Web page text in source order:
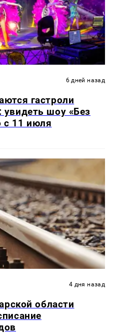
6 дней назад
гастроли
шоу «Без
11 июля
4 дня назад
области